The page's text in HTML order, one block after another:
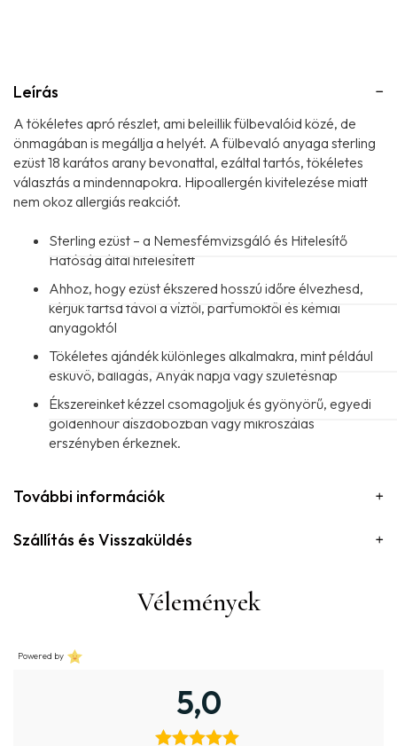
Leírás
A tökéletes apró részlet, ami beleillik fülbevalóid közé, de
önmagában is megállja a helyét. A fülbevaló anyaga sterling
ezüst 18 karátos arany bevonattal, ezáltal tartós, tökéletes
választás a mindennapokra. Hipoallergén kivitelezése miatt
nem okoz allergiás reakciót.
Sterling ezüst – a Nemesfémvizsgáló és Hitelesítő
Hatóság által hitelesített
Ahhoz, hogy ezüst ékszered hosszú időre élvezhesd,
kérjük tartsd távol a víztől, parfümöktől és kémiai
anyagoktól
Tökéletes ajándék különleges alkalmakra, mint például
esküvő, ballagás, Anyák napja vagy születésnap
Ékszereinket kézzel csomagoljuk és gyönyörű, egyedi
goldenhour díszdobozban vagy mikroszálas
erszényben érkeznek.
További információk
Szállítás és Visszaküldés
Vélemények
Powered by
5,0